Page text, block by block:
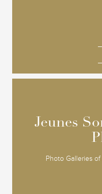
Jeunes
Photo Galleries
Jeunes